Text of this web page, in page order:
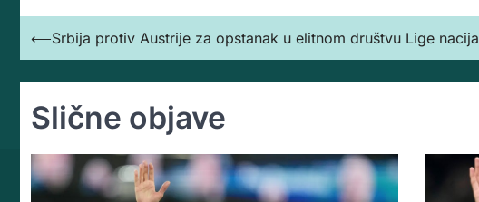
Кретање
⟵Srbija protiv Austrije za opstanak u elitnom društvu Lige nacija
Slične objave